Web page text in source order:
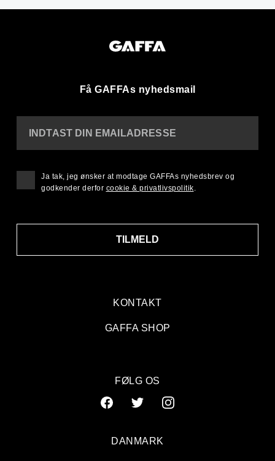
Få GAFFAs nyhedsmail
KONTAKT
GAFFA SHOP
INDTAST DIN EMAILADRESSE
TILMELD
Ja tak, jeg ønsker at modtage GAFFAs nyhedsbrev og
godkender derfor cookie & privatlivspolitik.
FØLG OS
DANMARK